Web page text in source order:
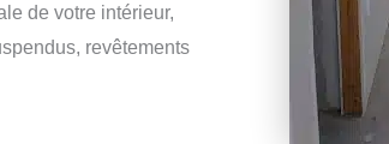
de votre intérieur,
revêtements